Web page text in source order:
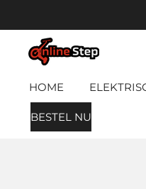
hoofdinhoud
HOME
BESTEL NU